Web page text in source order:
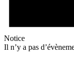
Notice
Il n’y a pas